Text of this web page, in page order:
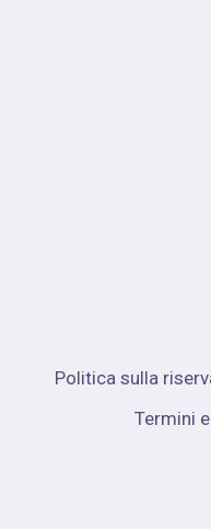
Politica sulla
Termini